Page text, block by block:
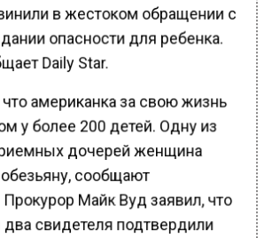
в жестоком обращении с
опасности для ребенка.
Daily Star.
американка за свою жизнь
у более 200 детей. Одну из
дочерей женщина
сообщают
Майк Вуд заявил, что
свидетеля подтвердили